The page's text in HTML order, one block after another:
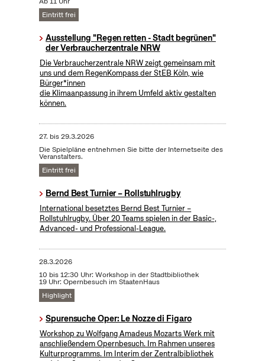
Eintritt frei
Ausstellung "Regen retten - Stadt begrünen"
der Verbraucherzentrale NRW
Die Verbraucherzentrale NRW zeigt gemeinsam mit
uns und dem RegenKompass der StEB Köln, wie
Bürger*innen
die Klimaanpassung in ihrem Umfeld aktiv gestalten
können.
27. bis29.3.2026
Die Spielpläne entnehmen Sie bitte der Internetseite des
Veranstalters.
Eintritt frei
Bernd Best Turnier – Rollstuhlrugby
International besetztes Bernd Best Turnier –
Rollstuhlrugby. Über 20 Teams spielen in der Basic-,
Advanced- und Professional-League.
28.3.2026
10 bis 12:30 Uhr: Workshop in der Stadtbibliothek
19 Uhr: Opernbesuch im StaatenHaus
Highlight
Spurensuche Oper: Le Nozze di Figaro
Workshop zu Wolfgang Amadeus Mozarts Werk mit
anschließendem Opernbesuch. Im Rahmen unseres
Kulturprogramms. Im Interim der Zentralbibliothek